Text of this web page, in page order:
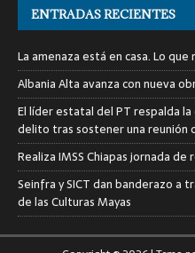
ENTRADAS RECIENTES
La amenaza está en casa. Lo
Albania Alta avanza con nueva
El líder estatal del PT respalda
delito tras sostener una reunión
Realiza IMSS Chiapas jornada
Seinfra y SICT dan banderazo a
de las Culturas Mayas